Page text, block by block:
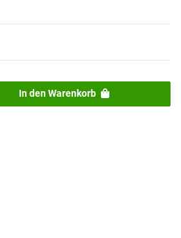
In den Warenkorb